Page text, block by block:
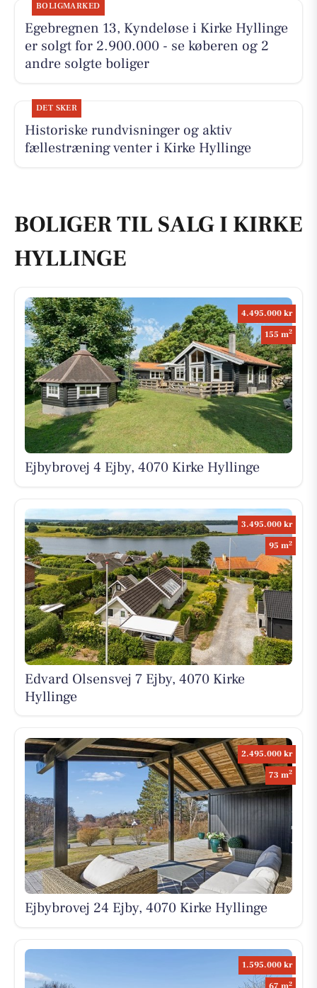
BOLIGMARKED
Egebregnen 13, Kyndeløse i Kirke Hyllinge
er solgt for 2.900.000 - se køberen og 2
andre solgte boliger
DET SKER
Historiske rundvisninger og aktiv
fællestræning venter i Kirke Hyllinge
BOLIGER TIL SALG I KIRKE
HYLLINGE
4.495.000 kr
155 m2
Ejbybrovej 4 Ejby, 4070 Kirke Hyllinge
3.495.000 kr
95 m2
Edvard Olsensvej 7 Ejby, 4070 Kirke
Hyllinge
2.495.000 kr
73 m2
Ejbybrovej 24 Ejby, 4070 Kirke Hyllinge
1.595.000 kr
2